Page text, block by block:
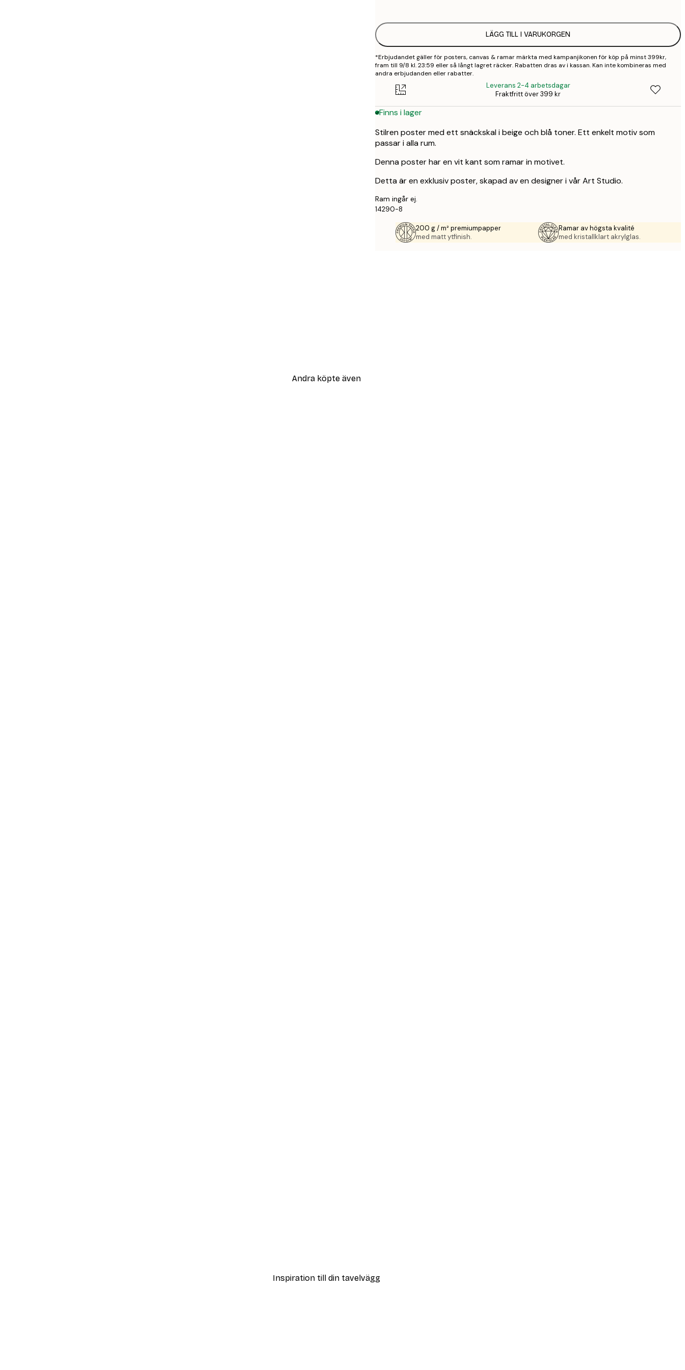
LÄGG TILL I VARUKORGEN
*Erbjudandet gäller för posters, canvas & ramar märkta med kampanjikonen för köp på minst 399kr,
fram till 9/8 kl. 23:59 eller så långt lagret räcker. Rabatten dras av i kassan. Kan inte kombineras med
andra erbjudanden eller rabatter.
Leverans 2-4 arbetsdagar
Fraktfritt över 399 kr
Finns i lager
Stilren poster med ett snäckskal i beige och blå toner. Ett enkelt motiv som
passar i alla rum.
Denna poster har en vit kant som ramar in motivet.
Detta är en exklusiv poster, skapad av en designer i vår Art Studio.
Ram ingår ej.
14290-8
200 g / m² premiumpapper
med matt ytfinish.
Ramar av högsta kvalité
med kristallklart akrylglas.
Andra köpte även
Inspiration till din tavelvägg